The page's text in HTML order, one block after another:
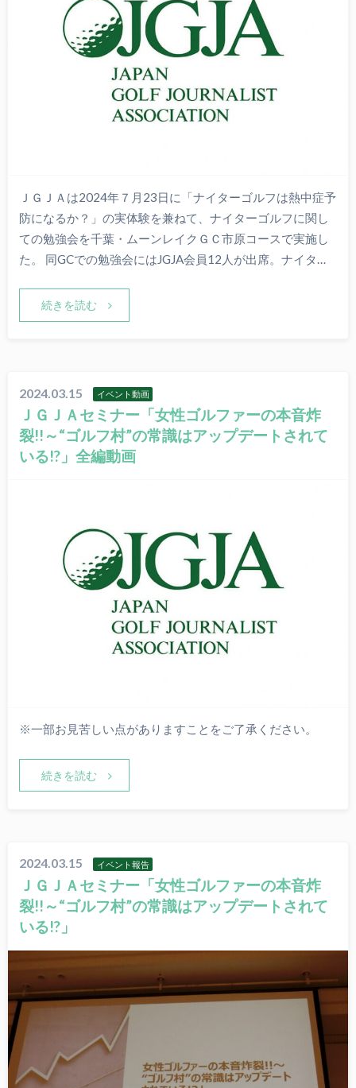
ＪＧＪＡは2024年７月23日に「ナイターゴルフは熱中症予
防になるか？」の実体験を兼ねて、ナイターゴルフに関し
ての勉強会を千葉・ムーンレイクＧＣ市原コースで実施し
た。 同GCでの勉強会にはJGJA会員12人が出席。ナイタ…
続きを読む
2024.03.15 イベント動画
ＪＧＪＡセミナー「女性ゴルファーの本音炸
裂!!～“ゴルフ村”の常識はアップデートされて
いる!?」全編動画
※一部お見苦しい点がありますことをご了承ください。
続きを読む
2024.03.15 イベント報告
ＪＧＪＡセミナー「女性ゴルファーの本音炸
裂!!～“ゴルフ村”の常識はアップデートされて
いる!?」